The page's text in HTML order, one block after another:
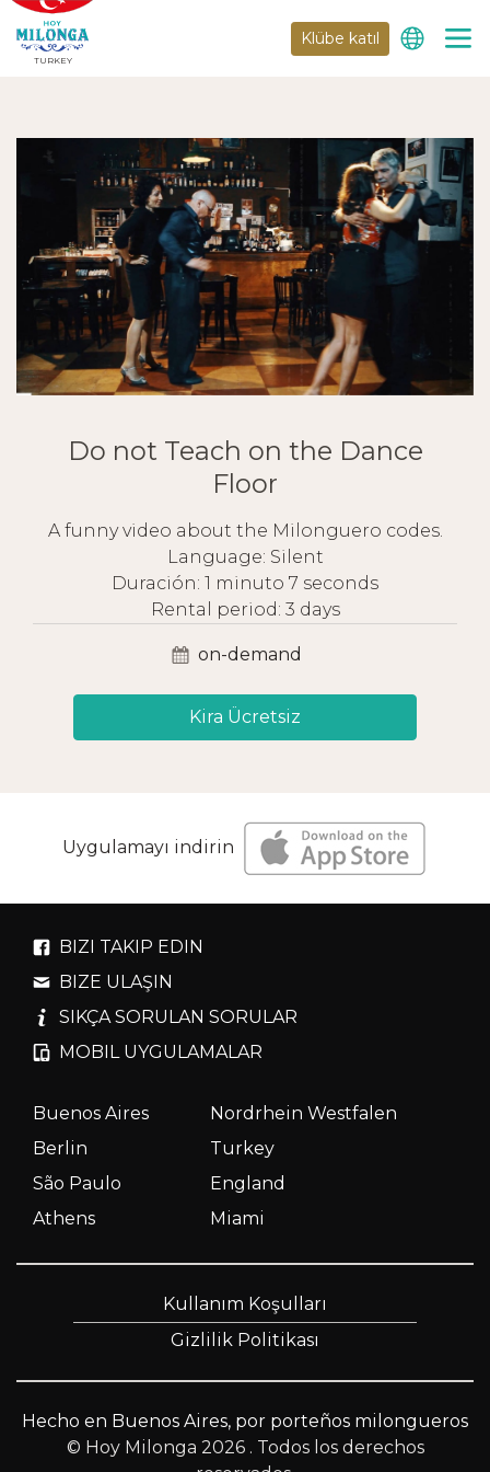
TURKEY
Klübe katıl
Do not Teach on the Dance
Floor
A funny video about the Milonguero codes.
Language: Silent
Duración: 1 minuto 7 seconds
Rental period: 3 days
on-demand
Kira Ücretsiz
Uygulamayı indirin
BIZI TAKIP EDIN
BIZE ULAŞIN
SIKÇA SORULAN SORULAR
MOBIL UYGULAMALAR
Buenos Aires
Nordrhein Westfalen
Berlin
Turkey
São Paulo
England
Athens
Miami
Kullanım Koşulları
Gizlilik Politikası
Hecho en Buenos Aires, por porteños milongueros
© Hoy Milonga 2026 . Todos los derechos